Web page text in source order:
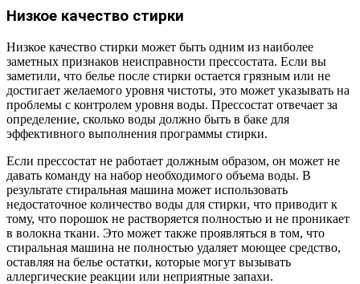
Низкое качество стирки
Низкое качество стирки может быть одним из наиболее
заметных признаков неисправности прессостата. Если вы
заметили, что белье после стирки остается грязным или не
достигает желаемого уровня чистоты, это может указывать на
проблемы с контролем уровня воды. Прессостат отвечает за
определение, сколько воды должно быть в баке для
эффективного выполнения программы стирки.
Если прессостат не работает должным образом, он может не
давать команду на набор необходимого объема воды. В
результате стиральная машина может использовать
недостаточное количество воды для стирки, что приводит к
тому, что порошок не растворяется полностью и не проникает
в волокна ткани. Это может также проявляться в том, что
стиральная машина не полностью удаляет моющее средство,
оставляя на белье остатки, которые могут вызывать
аллергические реакции или неприятные запахи.